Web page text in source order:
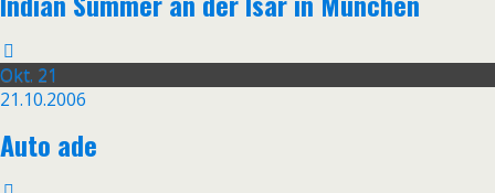
Okt. 21
21.10.2006
Auto ade